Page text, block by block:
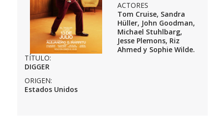
TÍTULO:
DIGGER
ORIGEN:
Estados Unidos
ACTORES
Tom Cruise, Sandra
Hüller, John Goodman,
Michael Stuhlbarg,
Jesse Plemons, Riz
Ahmed y Sophie Wilde.